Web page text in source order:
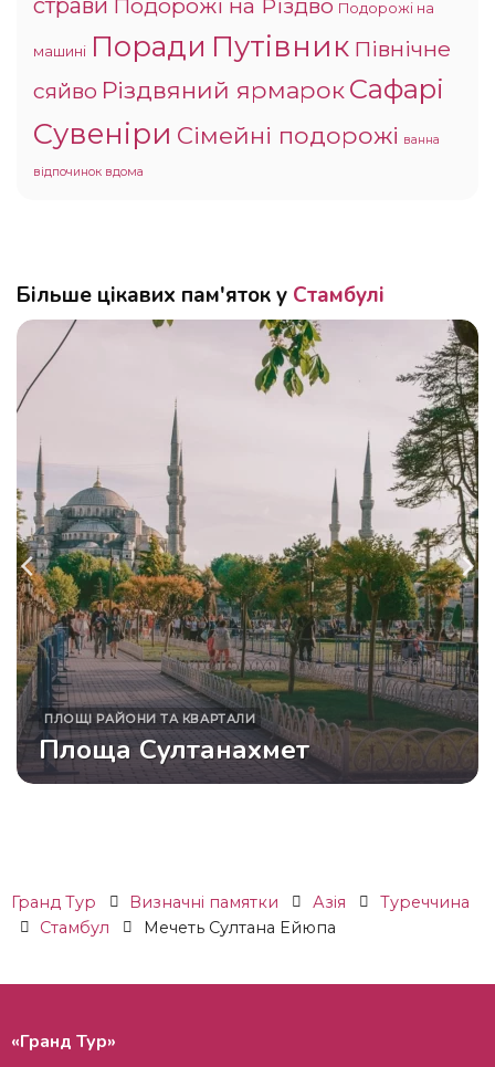
Подорожі на Різдво Подорожі на
машині Поради Путівник Північне
сяйво Різдвяний ярмарокСафарі
Сувеніри Сімейні подорожі ванна
відпочинок вдома
Більше цікавих пам'яток у Стамбулі
ПЛОЩІ РАЙОНИ ТА КВАРТАЛИ
Площа Султанахмет
Гранд Тур Визначні памятки Азія
Туреччина
Стамбул
Мечеть Султана Ейюпа
«Гранд Тур»